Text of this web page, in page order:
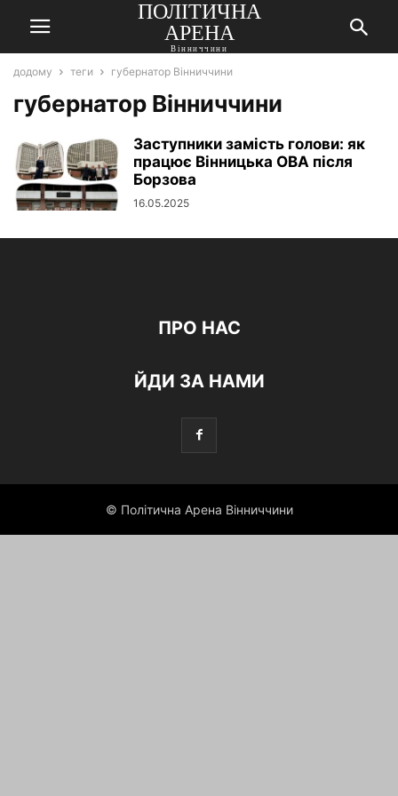
ПОЛІТИЧНА
АРЕНА
Вінниччини
додому теги губернатор Вінниччини
губернатор Вінниччини
Заступники замість голови: як
працює Вінницька ОВА після
Борзова
16.05.2025
ПРО НАС
ЙДИ ЗА НАМИ
© Політична Арена Вінниччини